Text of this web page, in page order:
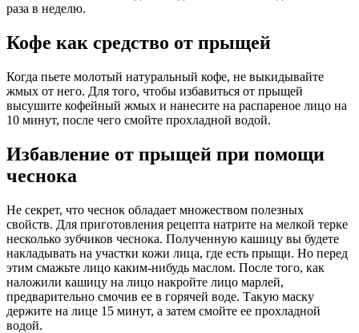
раза в неделю.
Кофе как средство от прыщей
Когда пьете молотый натуральный кофе, не выкидывайте
жмых от него. Для того, чтобы избавиться от прыщей
высушите кофейный жмых и нанесите на распареное лицо на
10 минут, после чего смойте прохладной водой.
Избавление от прыщей при помощи
чеснока
Не секрет, что чеснок обладает множеством полезных
свойств. Для приготовления рецепта натрите на мелкой терке
несколько зубчиков чеснока. Полученную кашицу вы будете
накладывать на участки кожи лица, где есть прыщи. Но перед
этим смажьте лицо каким-нибудь маслом. После того, как
наложили кашицу на лицо накройте лицо марлей,
предварительно смочив ее в горячей воде. Такую маску
держите на лице 15 минут, а затем смойте ее прохладной
водой.